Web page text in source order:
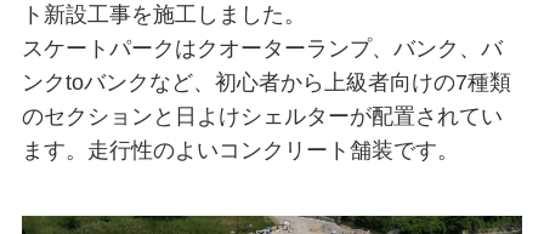
ト新設工事を施工しました。
スケートパークはクオーターランプ、バンク、バ
ンクtoバンクなど、初心者から上級者向けの7種類
のセクションと日よけシェルターが配置されてい
ます。走行性のよいコンクリート舗装です。